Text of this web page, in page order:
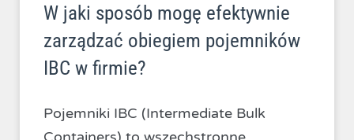
W jaki sposób mogę efektywnie
zarządzać obiegiem pojemników
IBC w firmie?
Pojemniki IBC (Intermediate Bulk
Containers) to wszechstronne